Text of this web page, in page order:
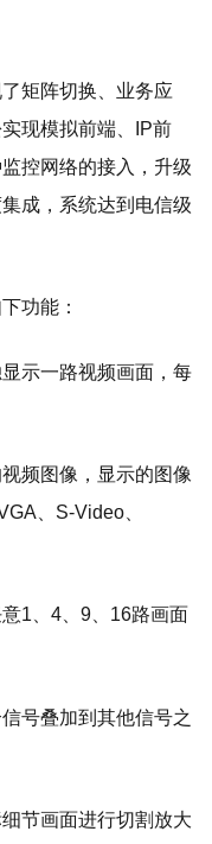
矩阵切换、业务应
现模拟前端、IP前
控网络的接入，升级
成，系统达到电信级
功能：
示一路视频画面，每
频图像，显示的图像
、S-Video、
1、4、9、16路画面
号叠加到其他信号之
节画面进行切割放大